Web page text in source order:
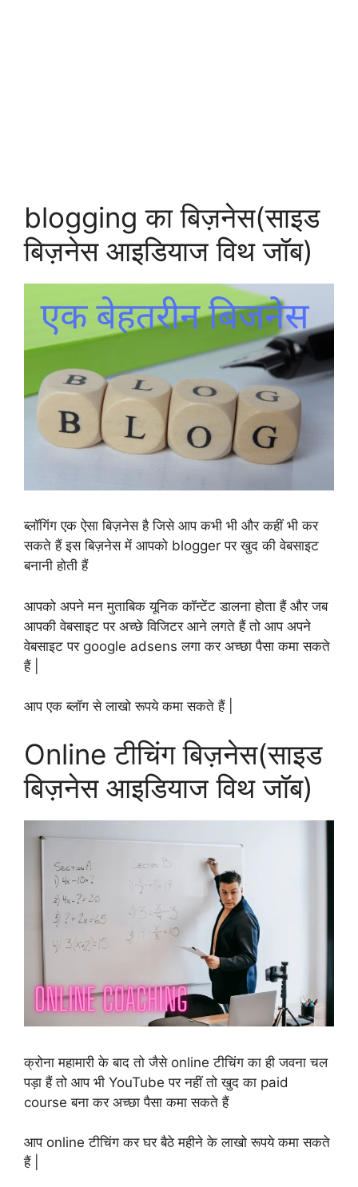
blogging का बिज़नेस(साइड
बिज़नेस आइडियाज विथ जॉब)
ब्लॉगिंग एक ऐसा बिज़नेस है जिसे आप कभी भी और कहीं भी कर
सकते हैं इस बिज़नेस में आपको blogger पर खुद की वेबसाइट
बनानी होती हैं
आपको अपने मन मुताबिक यूनिक कॉन्टेंट डालना होता हैं और जब
आपकी वेबसाइट पर अच्छे विजिटर आने लगते हैं तो आप अपने
वेबसाइट पर google adsens लगा कर अच्छा पैसा कमा सकते
हैं |
आप एक ब्लॉग से लाखो रूपये कमा सकते हैं |
Online टीचिंग बिज़नेस(साइड
बिज़नेस आइडियाज विथ जॉब)
क्रोना महामारी के बाद तो जैसे online टीचिंग का ही जवना चल
पड़ा हैं तो आप भी YouTube पर नहीं तो खुद का paid
course बना कर अच्छा पैसा कमा सकते हैं
आप online टीचिंग कर घर बैठे महीने के लाखो रूपये कमा सकते
हैं |